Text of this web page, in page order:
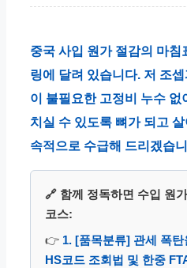
중국 사입 원가 절감의 마
링에 달려 있습니다. 저 조
이 불필요한 고정비 누수
치실 수 있도록 뼈가 되고
속적으로 수급해 드리겠습
🔗 함께 정독하면 수입 원
코스:
👉 1. [품목분류] 관세 폭탄
HS코드 조회법 및 한중